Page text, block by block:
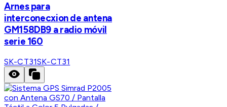
Arnes para
interconecxion de antena
GM158DB9 a radio móvil
serie 160
SK-CT31SK-CT31